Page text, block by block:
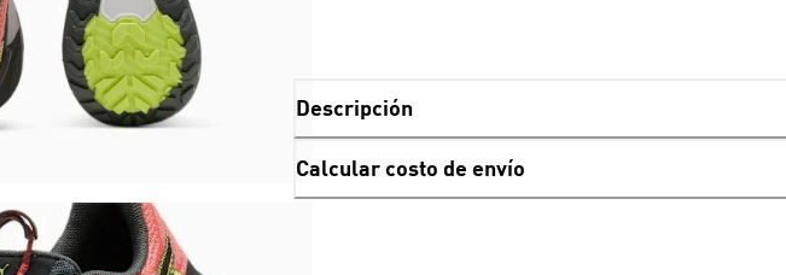
Descripción
Calcular costo de envío